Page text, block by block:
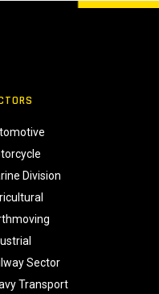
Division
Sector
Transport